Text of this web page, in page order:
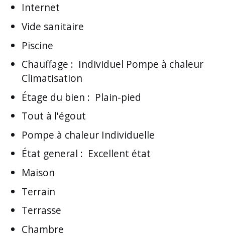
Internet
Vide sanitaire
Piscine
Chauffage : Individuel Pompe à chaleur
Climatisation
Étage du bien : Plain-pied
Tout à l'égout
Pompe à chaleur Individuelle
État general : Excellent état
Maison
Terrain
Terrasse
Chambre